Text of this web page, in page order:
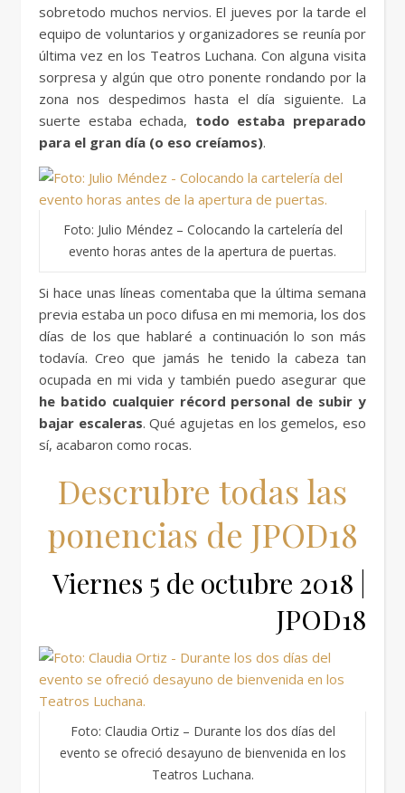
sobretodo muchos nervios. El jueves por la tarde el
equipo de voluntarios y organizadores se reunía por
última vez en los Teatros Luchana. Con alguna visita
sorpresa y algún que otro ponente rondando por la
zona nos despedimos hasta el día siguiente. La
suerte estaba echada, todo estaba preparado
para el gran día (o eso creíamos).
Foto: Julio Méndez – Colocando la cartelería del
evento horas antes de la apertura de puertas.
Si hace unas líneas comentaba que la última semana
previa estaba un poco difusa en mi memoria, los dos
días de los que hablaré a continuación lo son más
todavía. Creo que jamás he tenido la cabeza tan
ocupada en mi vida y también puedo asegurar que
he batido cualquier récord personal de subir y
bajar escaleras. Qué agujetas en los gemelos, eso
sí, acabaron como rocas.
Descrubre todas las
ponencias de JPOD18
Viernes 5 de octubre 2018 |
JPOD18
Foto: Claudia Ortiz – Durante los dos días del
evento se ofreció desayuno de bienvenida en los
Teatros Luchana.